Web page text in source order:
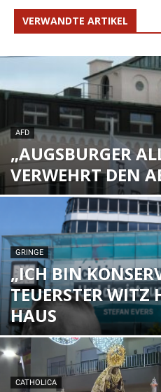
VERWANDTE ARTIKEL
AFD
„AUGSBURGER
VERWEHRT DEN
GRINGE
„ICH BIN
TEUERSTER
HAUS
CATHOLICA